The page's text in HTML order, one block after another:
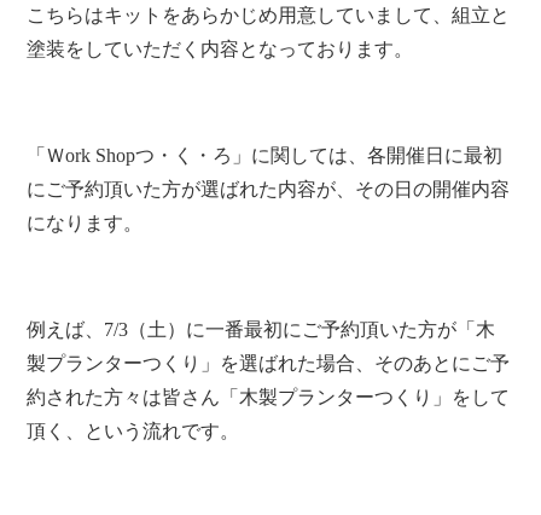
こちらはキットをあらかじめ用意していまして、組立と
塗装をしていただく内容となっております。
「Ｗork Shopつ・く・ろ」に関しては、各開催日に最初
にご予約頂いた方が選ばれた内容が、その日の開催内容
になります。
例えば、7/3（土）に一番最初にご予約頂いた方が「木
製プランターつくり」を選ばれた場合、そのあとにご予
約された方々は皆さん「木製プランターつくり」をして
頂く、という流れです。